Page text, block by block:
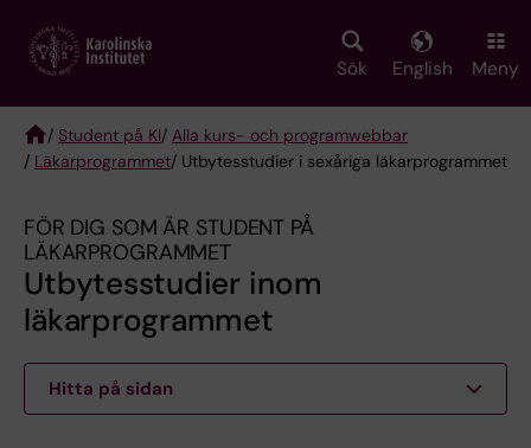
main
Sök English Meny
Breadcrumb
/ Student på KI/ Alla kurs- och programwebbar
/ Läkarprogrammet/ Utbytesstudier i sexåriga läkarprogrammet
FÖR DIG SOM ÄR STUDENT PÅ
LÄKARPROGRAMMET
Utbytesstudier inom
läkarprogrammet
Hitta på sidan